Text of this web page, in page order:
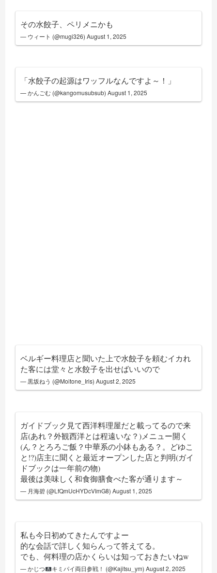
その水餃子、ペリメニかも
— ウィート (@mugi326)August 1, 2025
「水餃子の起源はワッフルなんですよ～！」
— かんごむ (@kangomusubsub)August 1, 2025
ベルギー料理店と聞いた上で水餃子を頼むイカれ
た客には堂々と水餃子を出せばいいので
— 黒坂ねう (@Moitone_Iris)August 2, 2025
ガイドブック見て西洋料理屋だと載ってるので来
店(あれ？外観西洋とは程遠いな？)メニュー開く
(ん？とろろご飯？中華系の小鉢もある？。どゆこ
と!?)店主に聞くと最近オープンした店と判明(ガイ
ドブックは一年前の物)
最後は美味しく和食御膳食べた客が通ります～
— 月海碧 (@LfQmUcHYDcVImG8)August 1, 2025
私も今日初めてきたんですよー
的な会話で詳しく知らんって答えてる。
でも、何料理の店かくらいは知っておきたいねw
— かじつ キミパイ両日参戦！ (@Kajitsu_ym) August 2, 2025